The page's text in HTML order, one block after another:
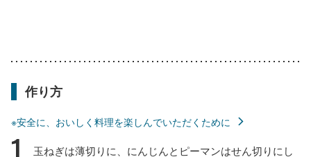
作り方
※安全に、おいしく料理を楽しんでいただくために
玉ねぎは薄切りに、にんじんとピーマンはせん切りにし